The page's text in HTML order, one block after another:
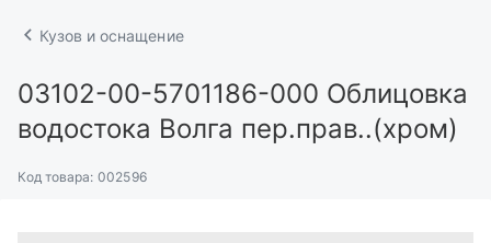
Кузов и оснащение
03102-00-5701186-000 Облицовка
водостока Волга пер.прав..(хром)
Код товара: 002596